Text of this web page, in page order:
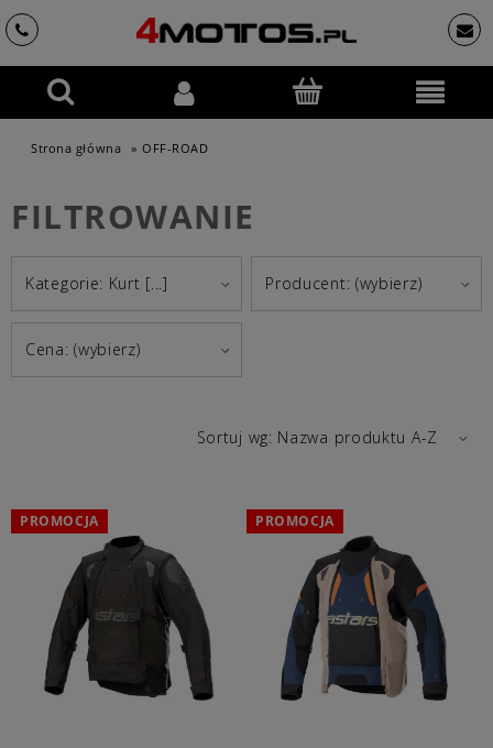
Strona główna » OFF-ROAD
FILTROWANIE
Kategorie: Kurt [...] Producent: (wybierz)
Cena: (wybierz)
Sortuj wg: Nazwa produktu A-Z
PROMOCJA PROMOCJA